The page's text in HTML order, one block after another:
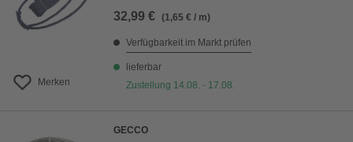
Merken
32,99 € (1,65 € / m)
Verfügbarkeit im Markt prüfen
lieferbar
Zustellung 14.08. - 17.08.
GECCO